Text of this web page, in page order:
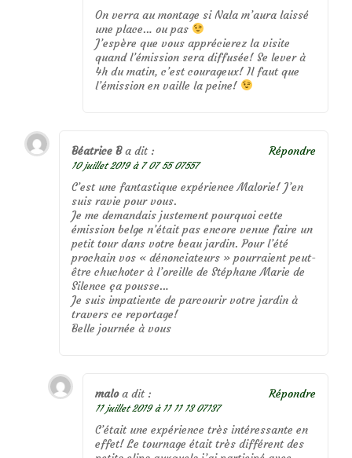
On verra au montage si Nala m’aura laissé
une place… ou pas
J’espère que vous apprécierez la visite
quand l’émission sera diffusée! Se lever à
4h du matin, c’est courageux! Il faut que
l’émission en vaille la peine!
Béatrice B a dit :
10 juillet 2019 à 7 07 55 07557
C’est une fantastique expérience Malorie! J’en
suis ravie pour vous.
Je me demandais justement pourquoi cette
émission belge n’était pas encore venue faire un
petit tour dans votre beau jardin. Pour l’été
prochain vos « dénonciateurs » pourraient peut-
être chuchoter à l’oreille de Stéphane Marie de
Silence ça pousse…
Je suis impatiente de parcourir votre jardin à
travers ce reportage!
Belle journée à vous
Répondre
malo a dit :
11 juillet 2019 à 11 11 13 07137
C’était une expérience très intéressante en
effet! Le tournage était très différent des
Répondre